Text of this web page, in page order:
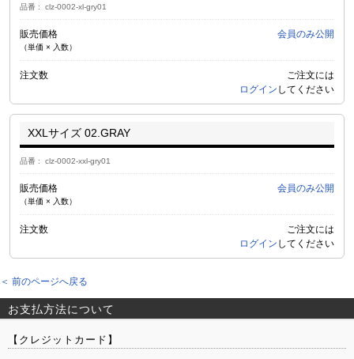
品番 clz-0002-xl-gry01
販売価格
（単価 × 入数）
会員のみ公開
注文数
ご注文には
ログイン してください
XXLサイズ 02.GRAY
品番 clz-0002-xxl-gry01
販売価格
（単価 × 入数）
会員のみ公開
注文数
ご注文には
ログイン してください
＜ 前のページへ戻る
お支払方法について
【クレジットカード】